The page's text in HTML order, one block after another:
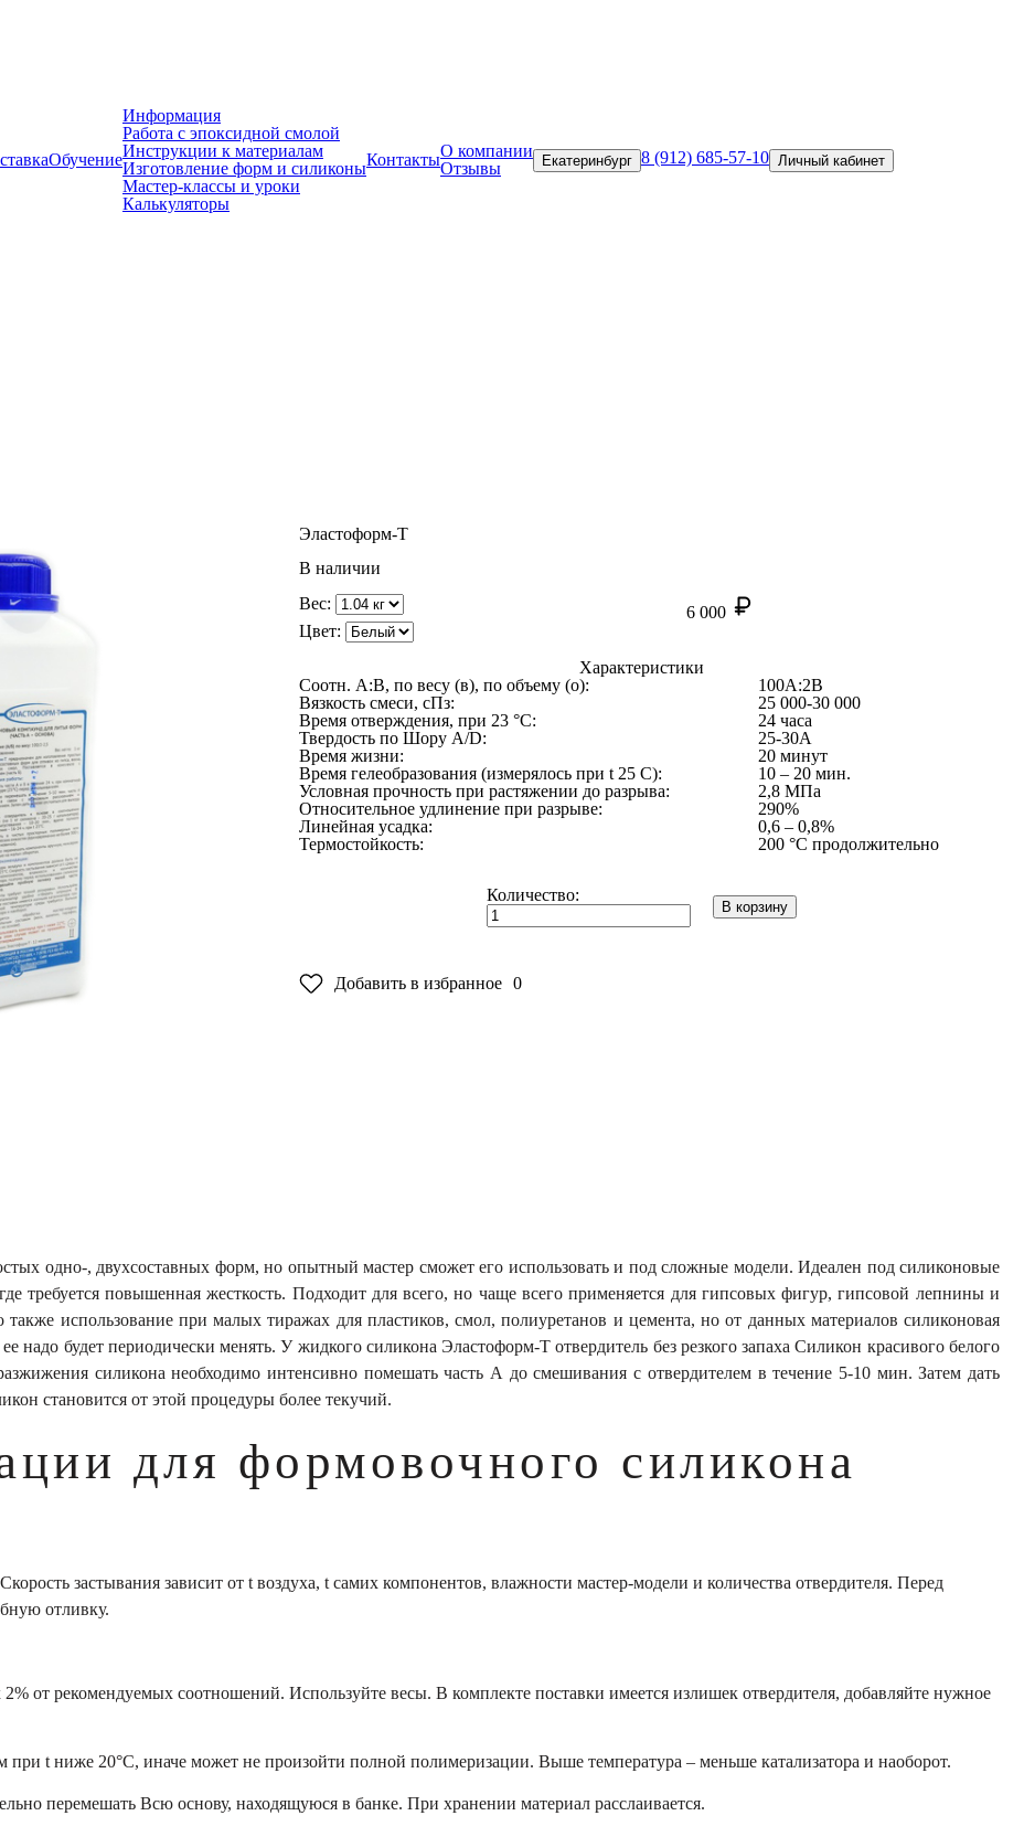
Обучение
Информация
Работа с эпоксидной смолой
Инструкции к материалам
Изготовление форм и силиконы
Мастер-классы и уроки
Калькуляторы
КонтактыО компании
Отзывы
Екатеринбург 8 (912) 685-57-10 Личный кабинет
Эластоформ-Т
В наличии
Вес:
6 000
Цвет:
Характеристики
Соотн. A:B, по весу (в), по объему (о):
100А:2В
Вязкость смеси, сПз:
25 000-30 000
Время отверждения, при 23 °C:
24 часа
Твердость по Шору A/D:
25-30А
Время жизни:
20 минут
Время гелеобразования (измерялось при t 25 C):
10 – 20 мин.
Условная прочность при растяжении до разрыва:
2,8 МПа
Относительное удлинение при разрыве:
290%
Линейная усадка:
0,6 – 0,8%
Термостойкость:
200 °С продолжительно
Количество:
В корзину
Добавить в избранное 0
одно-, двухсоставных форм, но опытный мастер сможет его использовать и под сложные модели. Идеален под силиконовые
повышенная жесткость. Подходит для всего, но чаще всего применяется для гипсовых фигур, гипсовой лепнины и
использование при малых тиражах для пластиков, смол, полиуретанов и цемента, но от данных материалов силиконовая
надо будет периодически менять. У жидкого силикона Эластоформ-Т отвердитель без резкого запаха Силикон красивого белого
силикона необходимо интенсивно помешать часть А до смешивания с отвердителем в течение 5-10 мин. Затем дать
становится от этой процедуры более текучий.
для формовочного силикона
застывания зависит от t воздуха, t самих компонентов, влажности мастер-модели и количества отвердителя. Перед
отливку.
от рекомендуемых соотношений. Используйте весы. В комплекте поставки имеется излишек отвердителя, добавляйте нужное
t ниже 20°С, иначе может не произойти полной полимеризации. Выше температура – меньше катализатора и наоборот.
перемешать Всю основу, находящуюся в банке. При хранении материал расслаивается.